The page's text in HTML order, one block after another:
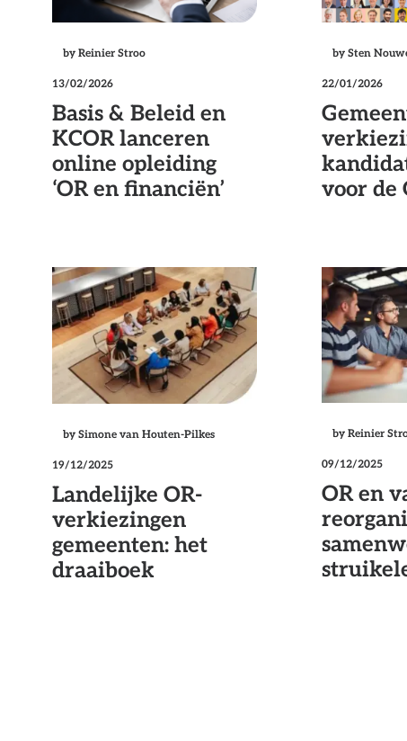
by Reinier Stroo
13/02/2026
Basis & Beleid en
KCOR lanceren
online opleiding
‘OR en financiën’
by Sten
22/01/2026
voor de
by Simone van Houten-Pilkes
19/12/2025
Landelijke OR-
verkiezingen
gemeenten: het
draaiboek
by Reinier
09/12/2025
OR en